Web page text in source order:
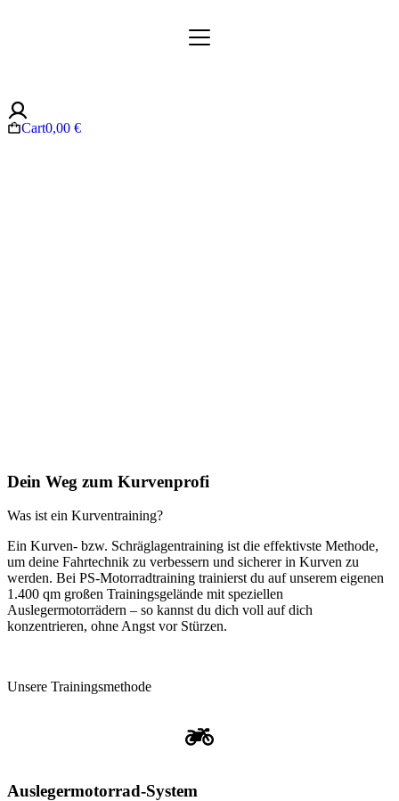
Cart0,00 €
Dein Weg zum Kurvenprofi
Was ist ein Kurventraining?
Ein Kurven- bzw. Schräglagentraining ist die effektivste Methode,
um deine Fahrtechnik zu verbessern und sicherer in Kurven zu
werden. Bei PS-Motorradtraining trainierst du auf unserem eigenen
1.400 qm großen Trainingsgelände mit speziellen
Auslegermotorrädern – so kannst du dich voll auf dich
konzentrieren, ohne Angst vor Stürzen.
Unsere Trainingsmethode
Auslegermotorrad-System